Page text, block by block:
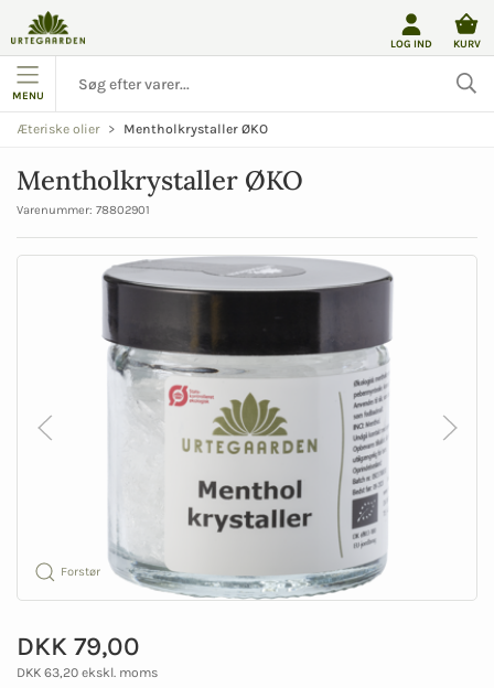
LOG IND KURV
MENU
Æteriske olier Mentholkrystaller ØKO
Mentholkrystaller ØKO
Varenummer: 78802901
Forstør
DKK 79,00
DKK 63,20 ekskl. moms